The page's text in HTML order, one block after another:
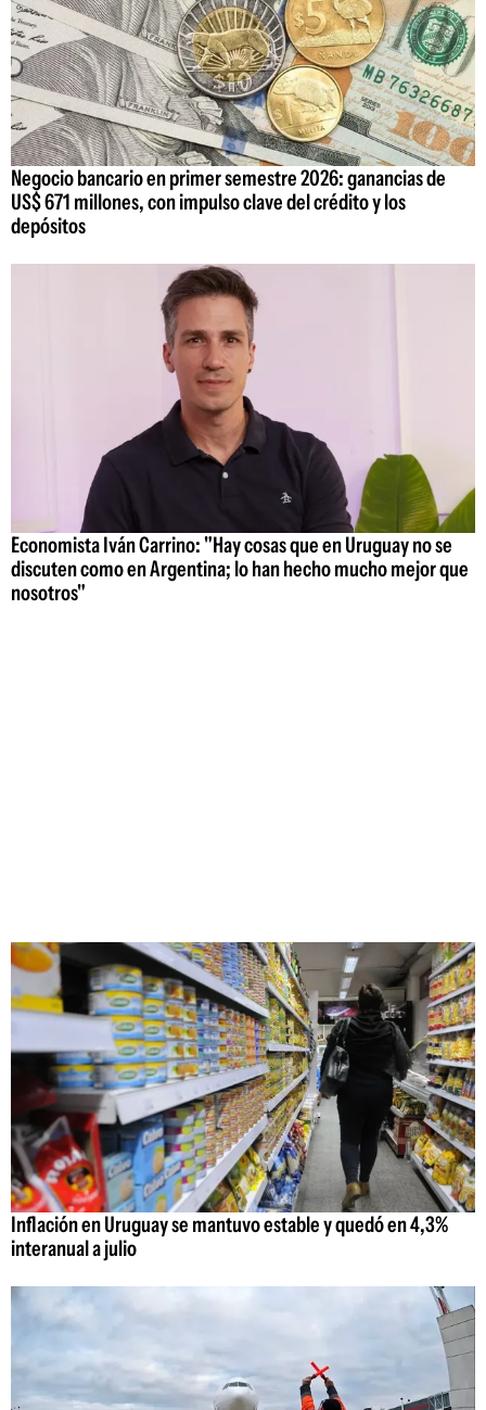
Negocio bancario en primer semestre 2026: ganancias de
US$ 671 millones, con impulso clave del crédito y los
depósitos
Economista Iván Carrino: "Hay cosas que en Uruguay no se
discuten como en Argentina; lo han hecho mucho mejor que
nosotros"
Inflación en Uruguay se mantuvo estable y quedó en 4,3%
interanual a julio